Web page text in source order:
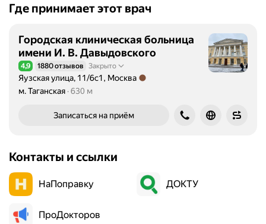
Где принимает этот врач
Городская клиническая больница
имени И. В. Давыдовского
Рейтинг 4,9 из 5
4,9 1880 отзывов Закрыто
Яузская улица, 11/6с1, Москва
Метро м. Таганская Расстояние 630 м
м. Таганская 630 м
Записаться на приём
Контакты и ссылки
НаПоправку ДОКТУ
ПроДокторов